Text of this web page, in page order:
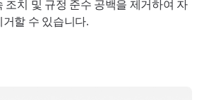
조치 및 규정 준수 공백을 제거하여 자
할 수 있습니다.